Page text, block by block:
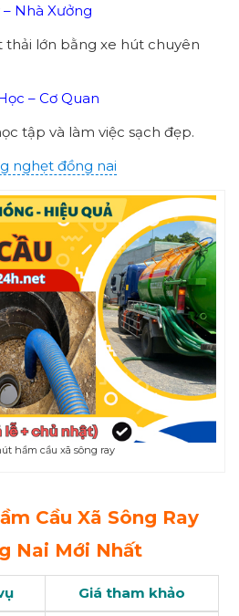
Nhà Xưởng
thải lớn bằng xe hút chuyên
– Cơ Quan
tập và làm việc sạch đẹp.
nghẹt đồng nai
hầm cầu xã sông ray
Cầu Xã Sông Ray
Nai Mới Nhất
Giá tham khảo